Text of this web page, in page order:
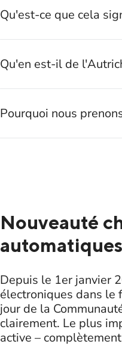
Qu'est-ce que cela
Qu'en est-il de
Pourquoi nous
Nouveauté
Depuis le 1er janvier
électroniques dans le
jour de la
clairement. Le plus
active –